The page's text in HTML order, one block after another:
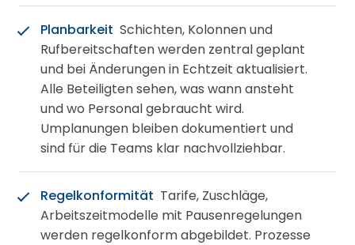
Planbarkeit Schichten, Kolonnen und
Rufbereitschaften werden zentral geplant
und bei Änderungen in Echtzeit aktualisiert.
Alle Beteiligten sehen, was wann ansteht
und wo Personal gebraucht wird.
Umplanungen bleiben dokumentiert und
sind für die Teams klar nachvollziehbar.
Regelkonformität Tarife, Zuschläge,
Arbeitszeitmodelle mit Pausenregelungen
werden regelkonform abgebildet. Prozesse